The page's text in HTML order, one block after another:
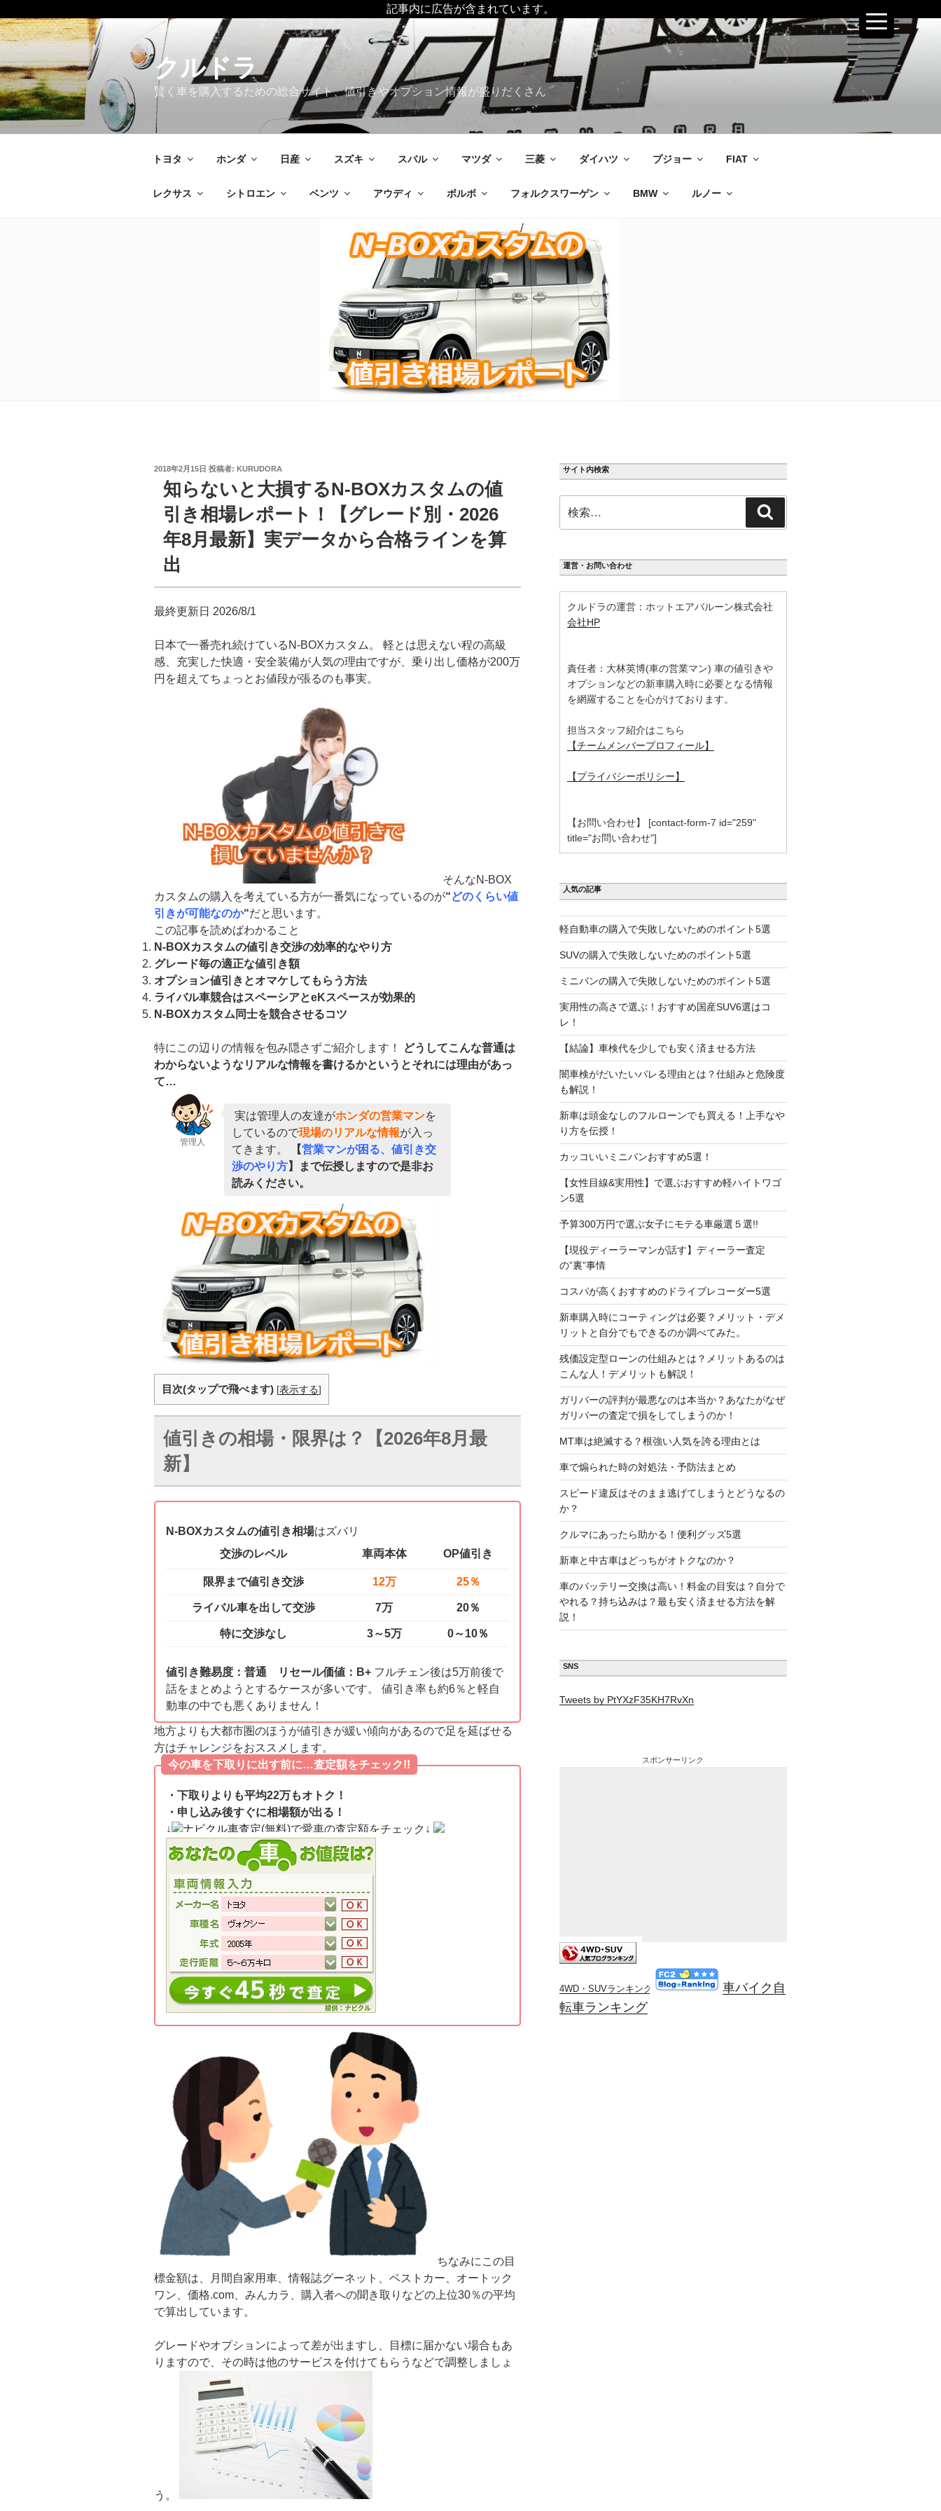
記事内に広告が含まれています。
コ
ン
テ
ン
ツ
へ
ス
クルドラ
賢く車を購入するための総合サイト、値引きやオプション情報が盛りだくさん
トヨタ ホンダ 日産 スズキ スバル マツダ 三菱 ダイハツ プジョー FIAT
レクサス シトロエン ベンツ アウディ ボルボ フォルクスワーゲン BMW ルノー
投
日:
2018年2月15日 投稿者: KURUDORA
知らないと大損するN-BOXカスタムの値
引き相場レポート！【グレード別・2026
年8月最新】実データから合格ラインを算
出
最終更新日 2026/8/1
日本で一番売れ続けているN-BOXカスタム。 軽とは思えない程の高級
感、充実した快適・安全装備が人気の理由ですが、乗り出し価格が200万
円を超えてちょっとお値段が張るのも事実。
そんなN-BOX
カスタムの購入を考えている方が一番気になっているのが“どのくらい値
引きが可能なのか“だと思います。
この記事を読めばわかること
N-BOXカスタムの値引き交渉の効率的なやり方
グレード毎の適正な値引き額
オプション値引きとオマケしてもらう方法
ライバル車競合はスペーシアとeKスペースが効果的
N-BOXカスタム同士を競合させるコツ
特にこの辺りの情報を包み隠さずご紹介します！
どうしてこんな普通は
わからないようなリアルな情報を書けるかというとそれには理由があっ
て…
管理人
実は管理人の友達がホンダの営業マンを
しているので現場のリアルな情報が入っ
てきます。
【営業マンが困る、値引き交
渉のやり方】まで伝授しますので是非お
読みください。
目次(タップで飛べます) [表示する]
値引きの相場・限界は？【2026年8月最
新】
N-BOXカスタムの値引き相場はズバリ
交渉のレベル
車両本体 OP値引き
限界まで値引き交渉 12万 25％
ライバル車を出して交渉 7万 20％
特に交渉なし 3～5万 0～10％
値引き難易度：普通 リセール価値：B+ フルチェン後は5万前後で
話をまとめようとするケースが多いです。 値引き率も約6％と軽自
動車の中でも悪くありません！
地方よりも大都市圏のほうが値引きが緩い傾向があるので足を延ばせる
方はチャレンジをおススメします。
今の車を下取りに出す前に…査定額をチェック!!
・下取りよりも平均22万もオトク！
・申し込み後すぐに相場額が出る！
↓
ナビクル車査定(無料)で愛車の査定額をチェック↓
ちなみにこの目
標金額は、月間自家用車、情報誌グーネット、ベストカー、オートック
ワン、価格.com、みんカラ、購入者への聞き取りなどの上位30％の平均
で算出しています。
グレードやオプションによって差が出ますし、目標に届かない場合もあ
りますので、その時は他のサービスを付けてもらうなどで調整しましょ
う。
サイト内検索
索:
索
運営・お問い合わせ
クルドラの運営：ホットエアバルーン株式会社
会社HP
責任者：大林英博(車の営業マン) 車の値引きや
オプションなどの新車購入時に必要となる情報
を網羅することを心がけております。
担当スタッフ紹介はこちら
【チームメンバープロフィール】
【プライバシーポリシー】
【お問い合わせ】 [contact-form-7 id="259"
title="お問い合わせ"]
人気の記事
軽自動車の購入で失敗しないためのポイント5選
SUVの購入で失敗しないためのポイント5選
ミニバンの購入で失敗しないためのポイント5選
実用性の高さで選ぶ！おすすめ国産SUV6選はコ
レ！
【結論】車検代を少しでも安く済ませる方法
闇車検がだいたいバレる理由とは？仕組みと危険度
も解説！
新車は頭金なしのフルローンでも買える！上手なや
り方を伝授！
カッコいいミニバンおすすめ5選！
【女性目線&実用性】で選ぶおすすめ軽ハイトワゴ
ン5選
予算300万円で選ぶ女子にモテる車厳選５選!!
【現役ディーラーマンが話す】ディーラー査定
の”裏”事情
コスパが高くおすすめのドライブレコーダー5選
新車購入時にコーティングは必要？メリット・デメ
リットと自分でもできるのか調べてみた。
残価設定型ローンの仕組みとは？メリットあるのは
こんな人！デメリットも解説！
ガリバーの評判が最悪なのは本当か？あなたがなぜ
ガリバーの査定で損をしてしまうのか！
MT車は絶滅する？根強い人気を誇る理由とは
車で煽られた時の対処法・予防法まとめ
スピード違反はそのまま逃げてしまうとどうなるの
か？
クルマにあったら助かる！便利グッズ5選
新車と中古車はどっちがオトクなのか？
車のバッテリー交換は高い！料金の目安は？自分で
やれる？持ち込みは？最も安く済ませる方法を解
説！
SNS
Tweets by PtYXzF35KH7RvXn
スポンサーリンク
4WD・SUVランキング
車バイク自
転車ランキング